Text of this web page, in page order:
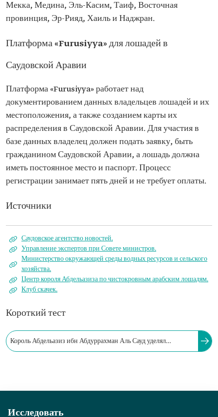
Мекка, Медина, Эль-Касим, Таиф, Восточная
провинция, Эр-Рияд, Хаиль и Наджран.
Платформа «Furusiyya» для лошадей в
Саудовской Аравии
Платформа «Furusiyya» работает над
документированием данных владельцев лошадей и их
местоположения, а также созданием карты их
распределения в Саудовской Аравии. Для участия в
базе данных владелец должен подать заявку, быть
гражданином Саудовской Аравии, а лошадь должна
иметь постоянное место и паспорт. Процесс
регистрации занимает пять дней и не требует оплаты.
Источники
Саудовское агентство новостей.
Управление экспертов при Совете министров.
Министерство окружающей среды водных ресурсов и сельского
хозяйства.
Центр короля Абдельазиза по чистокровным арабским лошадям.
Клуб скачек.
Короткий тест
Король Абдельазиз ибн Абдуррахман Аль Сауд уделял
Исследовать